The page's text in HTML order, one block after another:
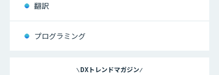
翻訳
プログラミング
DXトレンドマガジン